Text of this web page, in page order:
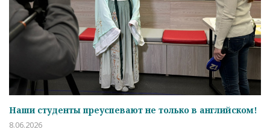
Наши студенты преуспевают не только в английском!
8.06.2026